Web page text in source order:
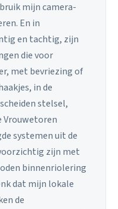
mijn camera-
En in
en tachtig, zijn
die voor
met bevriezing of
in de
stelsel,
Vrouwetoren
systemen uit de
zijn met
binnenriolering
dat mijn lokale
de